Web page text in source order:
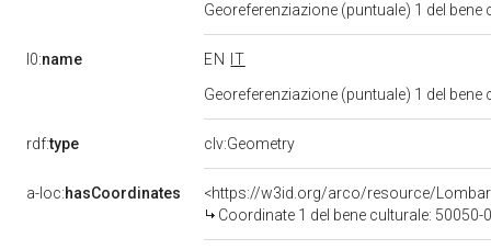
Georeferenziazione (puntuale) 1 del
l0:name EN
IT
Georeferenziazione (puntuale) 1 del
rdf:type clv:Geometry
a-loc:hasCoordinates
<https://w3id.org/arco/resource/
Coordinate 1 del bene culturale: 50050-